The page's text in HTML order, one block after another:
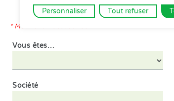
Personnaliser Tout refuser
(hors
* Mentions nécéssaires
Vous êtes…
Société